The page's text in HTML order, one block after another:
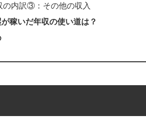
の内訳③：その他の収入
が稼いだ年収の使い道は？